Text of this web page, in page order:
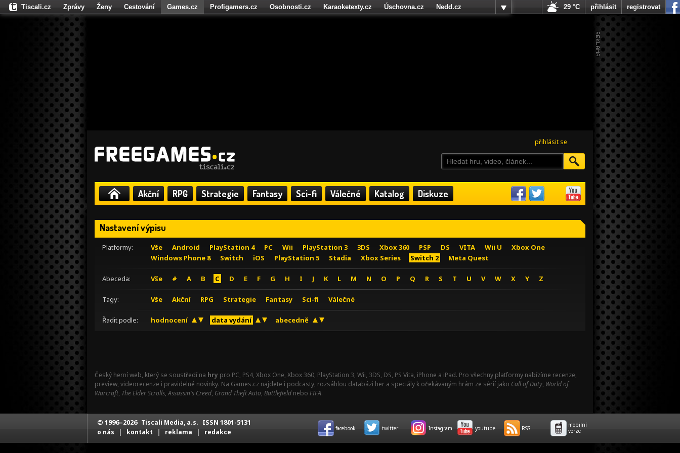
přihlásit se
Akční RPG Strategie Fantasy Sci-fi Válečné Katalog Diskuze
Nastavení výpisu
Platformy: Vše Android PlayStation 4 PC Wii PlayStation 3 3DS Xbox 360 PSP DS VITA Wii U
Xbox One
Windows Phone 8
Switch iOS PlayStation 5 Stadia Xbox Series Switch 2 Meta Quest
Abeceda: Vše # A B C D E F G H I J K L M N O P Q R S T U V W X Y Z
Tagy: Vše Akční RPG Strategie Fantasy Sci-fi Válečné
Řadit podle: hodnocení data vydání abecedně
Český herní web, který se soustředí na hry pro PC, PS4, Xbox One, Xbox 360, PlayStation 3, Wii, 3DS, DS, PS Vita, iPhone a iPad. Pro všechny platformy nabízíme recenze,
preview, videorecenze i pravidelné novinky. Na Games.cz najdete i podcasty, rozsáhlou databázi her a speciály k očekávaným hrám ze sérií jako Call of Duty, World of
Warcraft, The Elder Scrolls,Assassin's Creed, Grand Theft Auto, Battlefield nebo FIFA.
Tiscali.cz Zprávy Ženy Cestování Games.cz Profigamers.cz Osobnosti.cz Karaoketexty.cz Úschovna.cz
Nedd.cz
Fights.cz
29 °C přihlásit registrovat
© 1996–2026 Tiscali Media, a.s. ISSN 1801-5131
o nás | kontakt | reklama | redakce facebook twitter Instagram youtube RSS
mobilní
verze